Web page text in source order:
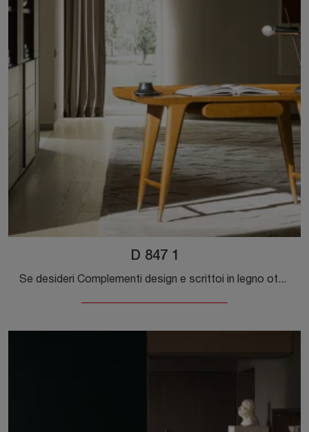
D 847 1
Se desideri Complementi design e scrittoi in legno ottieni informazioni sul modello D 847 1 della marca Molteni & C.